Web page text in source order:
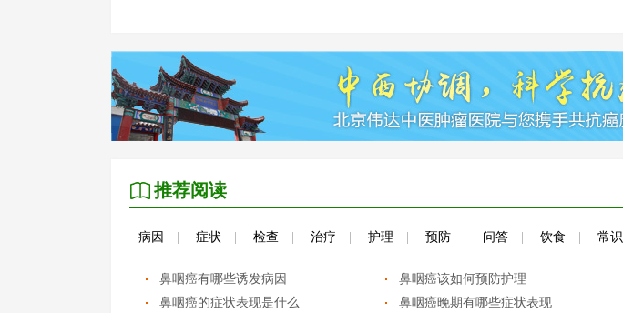
推荐阅读
病因 症状 检查 治疗 护理 预防 问答 饮食 常识
鼻咽癌有哪些诱发病因 鼻咽癌该如何预防护理
鼻咽癌的症状表现是什么
鼻咽癌晚期有哪些症状表现